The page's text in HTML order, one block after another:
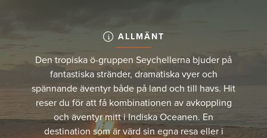
ALLMÄNT
Den tropiska ö-gruppen Seychellerna bjuder på
fantastiska stränder, dramatiska vyer och
spännande äventyr både på land och till havs. Hit
reser du för att få kombinationen av avkoppling
och äventyr mitt i Indiska Oceanen. En
destination som är värd sin egna resa eller i